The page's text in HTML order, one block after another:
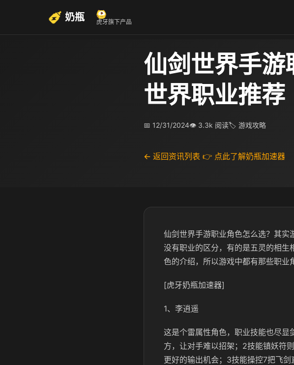
奶瓶 虎牙旗下产品
仙剑世界手游
世界职业推荐
📅 12/31/2024👁 3.3k 阅读🏷 游戏攻略
← 返回资讯列表 👉 点此了解奶瓶加速器
仙剑世界手游职业角色怎么选？其实
没有职业的区分，有的是五灵的相生
色的介绍，所以游戏中都有那些职业
[虎牙奶瓶加速器]
1、李逍遥
这是个雷属性角色，职业技能也尽显
方，让对手难以招架；2技能镇妖符
更好的输出机会；3技能操控7把飞